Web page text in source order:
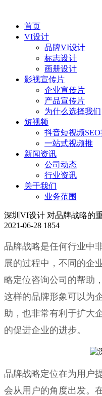
首页
VI设计
品牌VI设计
标志设计
画册设计
影视宣传片
企业宣传片
产品宣传片
为什么选择我们
短视频
抖音短视频
一站式视频推
新闻资讯
公司动态
行业资讯
关于我们
业务范围
深圳VI设计 对品牌战略的
2021-06-28 1854
品牌战略是任何行业中
展的过程中，不同的企
略定位咨询公司的帮助
这样的品牌形象可以为
助，也非常有利于扩大
的促进企业的进步。
品牌战略定位在为用户
会从用户的角度出发。